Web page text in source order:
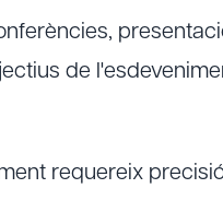
de
requereix